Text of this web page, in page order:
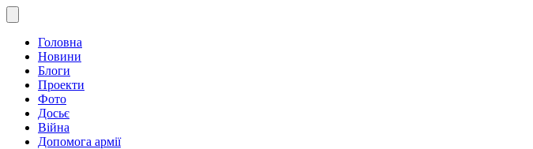
Головна
Новини
Блоги
Проекти
Фото
Досьє
Війна
Допомога армії